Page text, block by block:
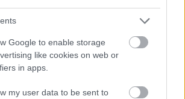
Google to enable storage
like cookies on web or
in apps.
my user data to be sent to
MotoGP sem csak és kizárólag ő, hát még az
világa! Gyárilag, az egyik
könnyen lőni, merrefelé irányul
az érdeklődésem... :)